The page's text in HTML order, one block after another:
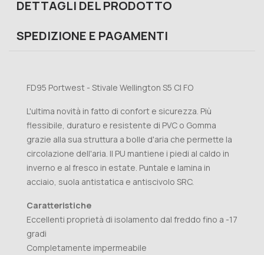
DETTAGLI DEL PRODOTTO
SPEDIZIONE E PAGAMENTI
FD95 Portwest - Stivale Wellington S5 CI FO
L'ultima novità in fatto di confort e sicurezza. Più
flessibile, duraturo e resistente di PVC o Gomma
grazie alla sua struttura a bolle d'aria che permette la
circolazione dell'aria. Il PU mantiene i piedi al caldo in
inverno e al fresco in estate. Puntale e lamina in
acciaio, suola antistatica e antiscivolo SRC.
Caratteristiche
Eccellenti proprietà di isolamento dal freddo fino a -17
gradi
Completamente impermeabile